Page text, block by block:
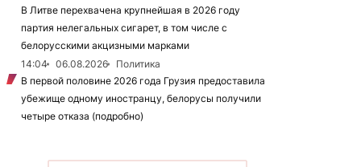
В Литве перехвачена крупнейшая в 2026 году
партия нелегальных сигарет, в том числе с
белорусскими акцизными марками
14:04
06.08.2026
Политика
В первой половине 2026 года Грузия предоставила
убежище одному иностранцу, белорусы получили
четыре отказа (подробно)